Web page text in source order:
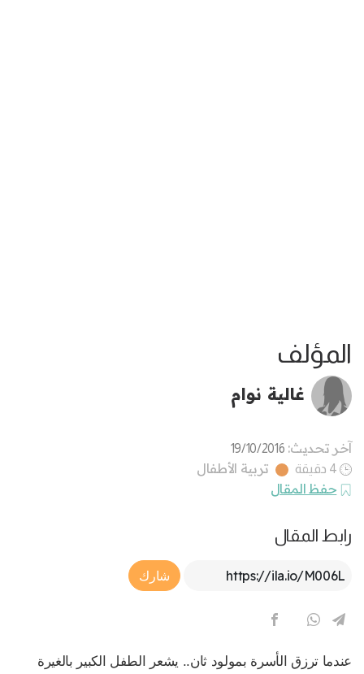
المؤلف
غالية نوام
آخر تحديث: 19/10/2016
4 دقيقة
تربية الأطفال
حفظ المقال
رابط المقال
Article Link
شارك
عندما ترزق الأسرة بمولود ثان‏..‏ يشعر الطفل الكبير بالغيرة